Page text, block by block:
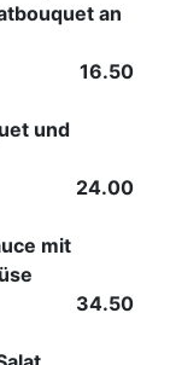
an
16.50
und
24.00
mit
34.50